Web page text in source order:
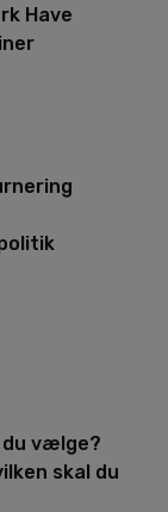
Have
du vælge?
skal du